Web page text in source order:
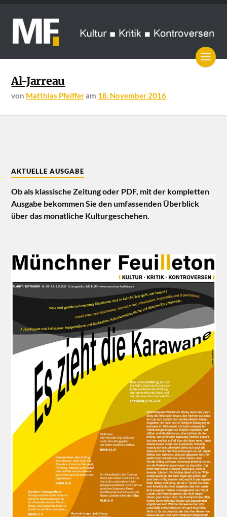
Al-Jarreau
von Matthias Pfeifferam 18. November 2016
AKTUELLE AUSGABE
Ob als klassische Zeitung oder PDF, mit der kompletten
Ausgabe bekommen Sie den umfassenden Überblick
über das monatliche Kulturgeschehen.